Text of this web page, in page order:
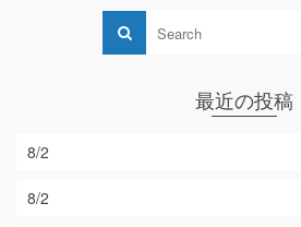
最近の投稿
8/2
8/2